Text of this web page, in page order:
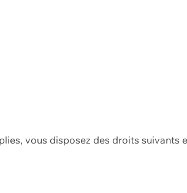
vous disposez des droits